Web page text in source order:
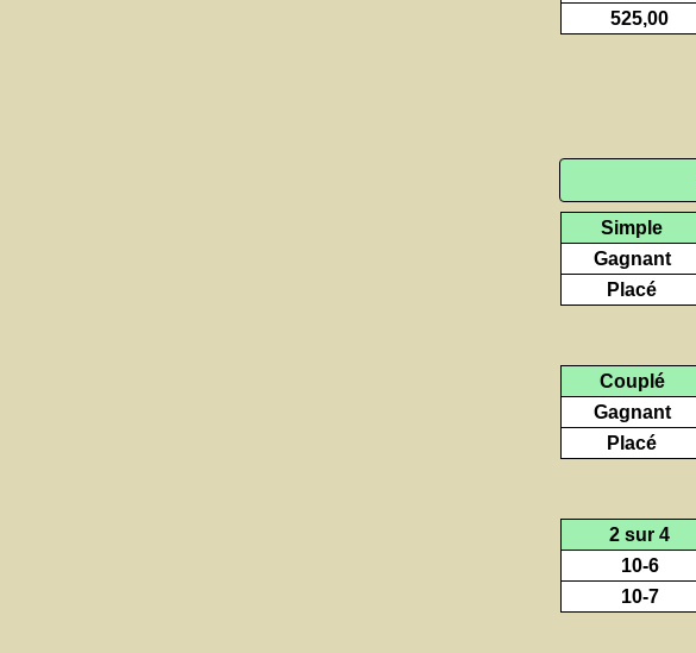
525,00
Simple
Gagnant
Placé
Couplé
Gagnant
Placé
2 sur 4
10-6
10-7